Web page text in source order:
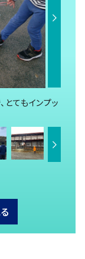
てもインプッ